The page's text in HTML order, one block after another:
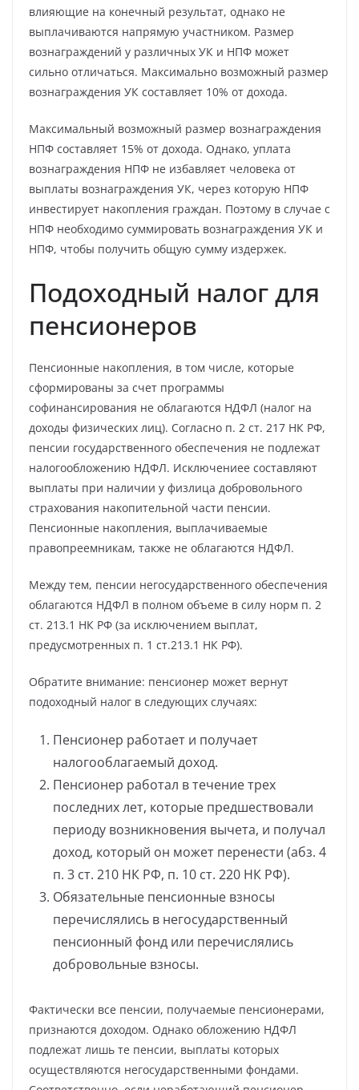
влияющие на конечный результат, однако не
выплачиваются напрямую участником. Размер
вознаграждений у различных УК и НПФ может
сильно отличаться. Максимально возможный размер
вознаграждения УК составляет 10% от дохода.
Максимальный возможный размер вознаграждения
НПФ составляет 15% от дохода. Однако, уплата
вознаграждения НПФ не избавляет человека от
выплаты вознаграждения УК, через которую НПФ
инвестирует накопления граждан. Поэтому в случае с
НПФ необходимо суммировать вознаграждения УК и
НПФ, чтобы получить общую сумму издержек.
Подоходный налог для
пенсионеров
Пенсионные накопления, в том числе, которые
сформированы за счет программы
софинансирования не облагаются НДФЛ (налог на
доходы физических лиц). Согласно п. 2 ст. 217 НК РФ,
пенсии государственного обеспечения не подлежат
налогообложению НДФЛ. Исключениее составляют
выплаты при наличии у физлица добровольного
страхования накопительной части пенсии.
Пенсионные накопления, выплачиваемые
правопреемникам, также не облагаются НДФЛ.
Между тем, пенсии негосударственного обеспечения
облагаются НДФЛ в полном объеме в силу норм п. 2
ст. 213.1 НК РФ (за исключением выплат,
предусмотренных п. 1 ст.213.1 НК РФ).
Обратите внимание: пенсионер может вернут
подоходный налог в следующих случаях:
Пенсионер работает и получает
налогооблагаемый доход.
Пенсионер работал в течение трех
последних лет, которые предшествовали
периоду возникновения вычета, и получал
доход, который он может перенести (абз. 4
п. 3 ст. 210 НК РФ, п. 10 ст. 220 НК РФ).
Обязательные пенсионные взносы
перечислялись в негосударственный
пенсионный фонд или перечислялись
добровольные взносы.
Фактически все пенсии, получаемые пенсионерами,
признаются доходом. Однако обложению НДФЛ
подлежат лишь те пенсии, выплаты которых
осуществляются негосударственными фондами.